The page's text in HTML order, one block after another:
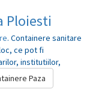
Ploiesti
. Containere sanitare
ce pot fi
institutiilor,
Paza